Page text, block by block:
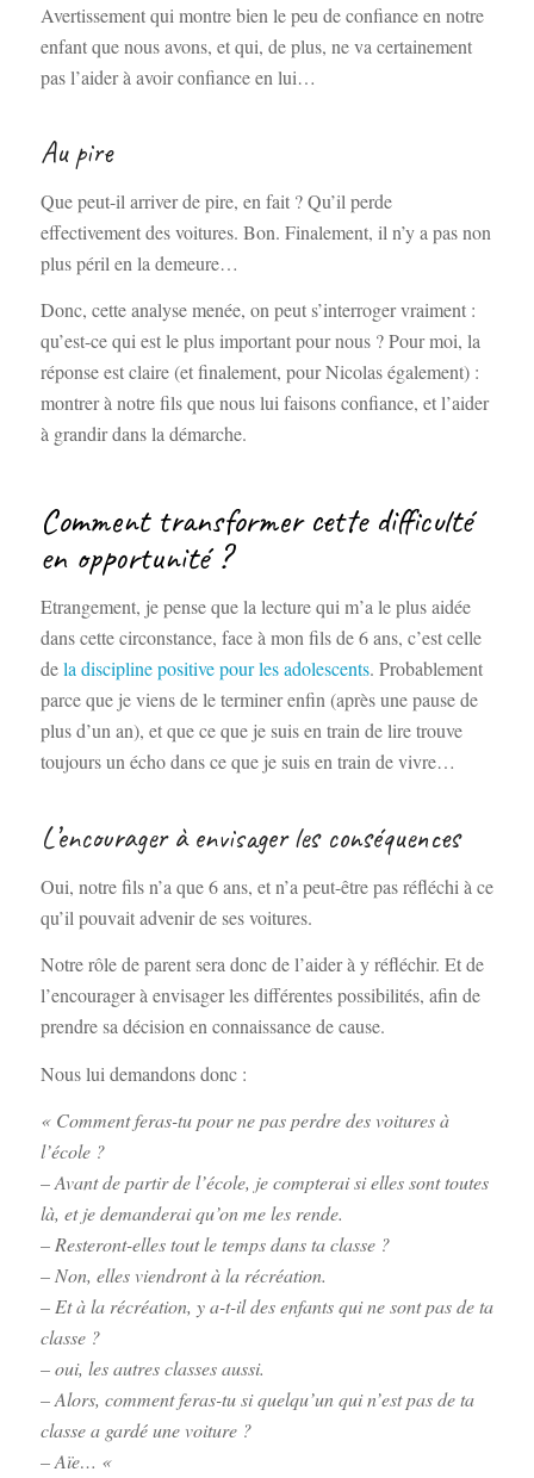
Avertissement qui montre bien le peu de confiance en notre
enfant que nous avons, et qui, de plus, ne va certainement
pas l’aider à avoir confiance en lui…
Au pire
Que peut-il arriver de pire, en fait ? Qu’il perde
effectivement des voitures. Bon. Finalement, il n’y a pas non
plus péril en la demeure…
Donc, cette analyse menée, on peut s’interroger vraiment :
qu’est-ce qui est le plus important pour nous ? Pour moi, la
réponse est claire (et finalement, pour Nicolas également) :
montrer à notre fils que nous lui faisons confiance, et l’aider
à grandir dans la démarche.
Comment transformer cette difficulté
en opportunité ?
Etrangement, je pense que la lecture qui m’a le plus aidée
dans cette circonstance, face à mon fils de 6 ans, c’est celle
dela discipline positive pour les adolescents. Probablement
parce que je viens de le terminer enfin (après une pause de
plus d’un an), et que ce que je suis en train de lire trouve
toujours un écho dans ce que je suis en train de vivre…
L’encourager à envisager les conséquences
Oui, notre fils n’a que 6 ans, et n’a peut-être pas réfléchi à ce
qu’il pouvait advenir de ses voitures.
Notre rôle de parent sera donc de l’aider à y réfléchir. Et de
l’encourager à envisager les différentes possibilités, afin de
prendre sa décision en connaissance de cause.
Nous lui demandons donc :
« Comment feras-tu pour ne pas perdre des voitures à
l’école ?
– Avant de partir de l’école, je compterai si elles sont toutes
là, et je demanderai qu’on me les rende.
– Resteront-elles tout le temps dans ta classe ?
– Non, elles viendront à la récréation.
– Et à la récréation, y a-t-il des enfants qui ne sont pas de ta
classe ?
– oui, les autres classes aussi.
– Alors, comment feras-tu si quelqu’un qui n’est pas de ta
classe a gardé une voiture ?
– Aïe… «